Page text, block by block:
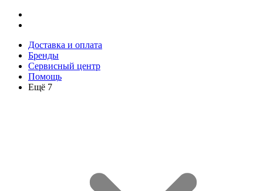
Доставка и оплата
Бренды
Сервисный центр
Помощь
Ещё 7